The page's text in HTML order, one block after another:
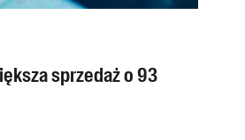
sprzedaż o 93